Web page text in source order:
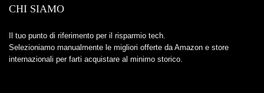
CHI SIAMO
Il tuo punto di riferimento per il risparmio tech.
Selezioniamo manualmente le migliori offerte da Amazon e store
internazionali per farti acquistare al minimo storico.